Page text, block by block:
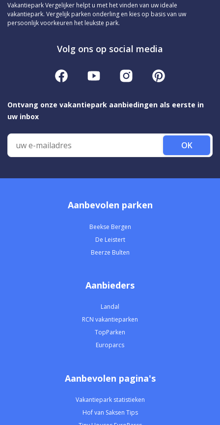
Vakantiepark Vergelijker helpt u met het vinden van uw ideale
vakantiepark. Vergelijk parken onderling en kies op basis van uw
persoonlijk voorkeuren het leukste park.
Volg ons op social media
Ontvang onze vakantiepark aanbiedingen als eerste in
uw inbox
OK
Aanbevolen parken
Beekse Bergen
De Leistert
Beerze Bulten
Aanbieders
Landal
RCN vakantieparken
TopParken
Europarcs
Aanbevolen pagina's
Vakantiepark statistieken
Hof van Saksen Tips